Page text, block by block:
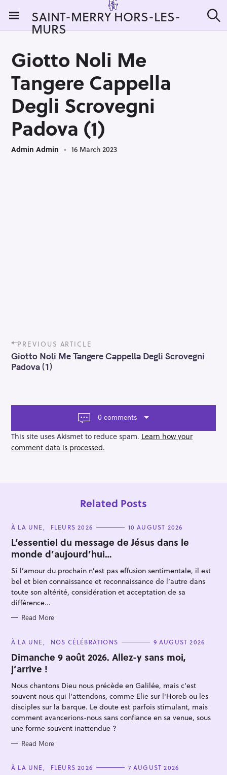
i
SAINT-MERRY HORS-LES-
MURS e
Giotto Noli Me
Tangere Cappella
Degli Scrovegni
Padova (1)
Admin Admin 16 March 2023
P
o
s
t
v
a
t
i
PREVIOUS ARTICLE
Giotto Noli Me Tangere Cappella Degli Scrovegni
Padova (1)
0 comments
This site uses Akismet to reduce spam. Learn how your
comment data is processed.
Related Posts
C
T
E
G
O
R
I
E
S
À LA UNE FLEURS 2026 10 AUGUST 2026
L’essentiel du message de Jésus dans le
monde d’aujourd’hui…
Si l’amour du prochain n’est pas effusion sentimentale, il est
bel et bien connaissance et reconnaissance de l’autre dans
toute son altérité, considération et acceptation de sa
différence...
Read More
C
T
E
G
O
R
I
E
S
À LA UNE NOS CÉLÉBRATIONS 9 AUGUST 2026
Dimanche 9 août 2026. Allez-y sans moi,
j’arrive !
Nous chantons Dieu nous précède en Galilée, mais c'est
souvent nous qui l'attendons, comme Elie sur l'Horeb ou les
disciples sur la barque. Le doute est parfois stimulant, mais
comment avancerions-nous sans confiance en sa venue, sous
une forme souvent inattendue ?
Read More
C
À LA UNE FLEURS 2026 7 AUGUST 2026
S
e
a
c
h
f
r
: